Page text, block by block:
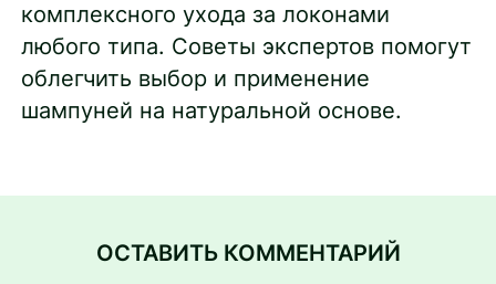
комплексного ухода за локонами
любого типа. Советы экспертов помогут
облегчить выбор и применение
шампуней на натуральной основе.
ОСТАВИТЬ КОММЕНТАРИЙ